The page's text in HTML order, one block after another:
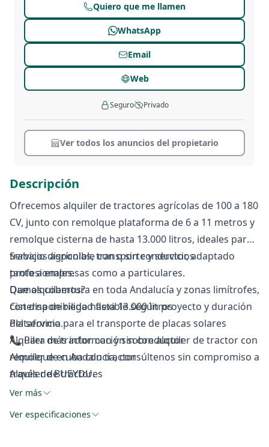
Descripción
Ofrecemos alquiler de tractores agrícolas de 100 a 180
CV, junto con remolque plataforma de 6 a 11 metros y
remolque cisterna de hasta 13.000 litros, ideales para
trabajos agrícolas, transporte y servicios
profesionales.
Que alquilamos?
Cisterna de riego hasta 13.000 litros
Plataforma para el transporte de placas solares
Alquiler de tractor con y sin conductor
Alquiler de cuba con tractor
Alquiler de tractores
Alquiler de Plataforma con y sin conductor
Servicio disponible con o sin conductor, adaptado
tanto a empresas como a particulares.
Damos cobertura en toda Andalucía y zonas limítrofes,
con disponibilidad flexible según proyecto y duración
del servicio.
📞 Para más información sobre alquiler de tractor con
remolque en Andalucía, consúltenos sin compromiso a
través de BUEYDU.
Ver más
Ver especificaciones
Quiero que me llamen
WhatsApp
Email
Web
Seguro Privado
Ver todos los anuncios del propietario